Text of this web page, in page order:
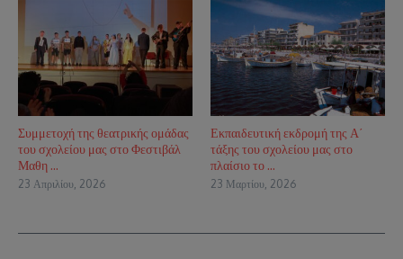
Συμμετοχή της θεατρικής ομάδας
του σχολείου μας στο Φεστιβάλ
Μαθη ...
23 Απριλίου, 2026
Εκπαιδευτική εκδρομή της Α΄
τάξης του σχολείου μας στο
πλαίσιο το ...
23 Μαρτίου, 2026